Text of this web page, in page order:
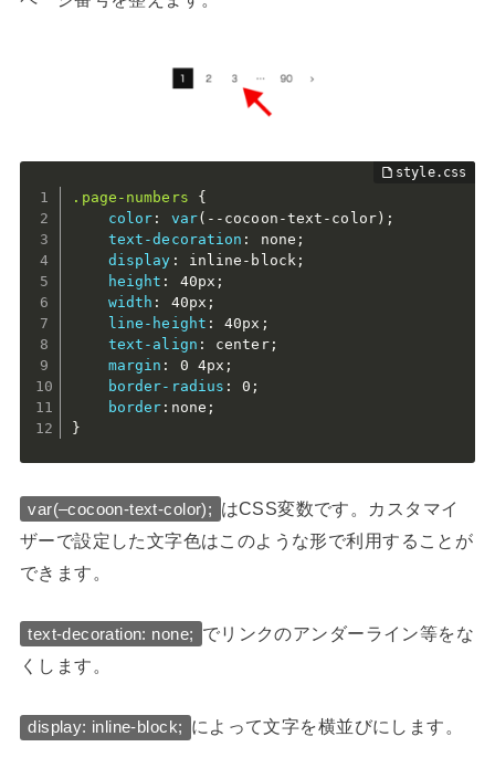
.page-numbers
{
color : var( --cocoon-text-color) ;
text-decoration : none ;
display : inline-block ;
height : 40px ;
width : 40px ;
line-height : 40px ;
text-align : center;
margin : 0 4px ;
border-radius : 0 ;
border : none ;
}
var(–cocoon-text-color);
はCSS変数です。カスタマイ
ザーで設定した文字色はこのような形で利用することが
できます。
text-decoration: none;
でリンクのアンダーライン等をな
くします。
display: inline-block; によって文字を横並びにします。